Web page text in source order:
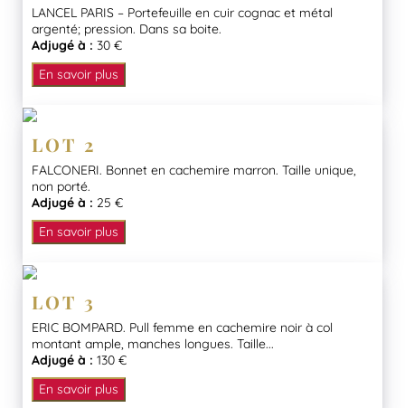
LANCEL PARIS – Portefeuille en cuir cognac et métal
argenté; pression. Dans sa boite.
Adjugé à : 30 €
En savoir plus
LOT 2
FALCONERI. Bonnet en cachemire marron. Taille unique,
non porté.
Adjugé à : 25 €
En savoir plus
LOT 3
ERIC BOMPARD. Pull femme en cachemire noir à col
montant ample, manches longues. Taille...
Adjugé à : 130 €
En savoir plus